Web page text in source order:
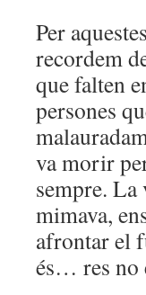
Per
recordem
que falten
persones
va morir
sempre. La
mimava,
afrontar el
és… res no